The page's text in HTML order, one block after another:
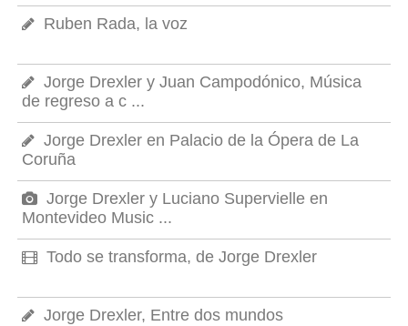
Ruben Rada, la voz
Jorge Drexler y Juan Campodónico, Música
de regreso a c ...
Jorge Drexler en Palacio de la Ópera de La
Coruña
Jorge Drexler y Luciano Supervielle en
Montevideo Music ...
Todo se transforma, de Jorge Drexler
Jorge Drexler, Entre dos mundos